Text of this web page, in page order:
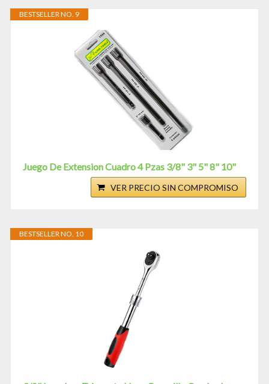
BESTSELLER NO. 9
Juego De Extension Cuadro 4 Pzas 3/8" 3" 5" 8" 10"
VER PRECIO SIN COMPROMISO
BESTSELLER NO. 10